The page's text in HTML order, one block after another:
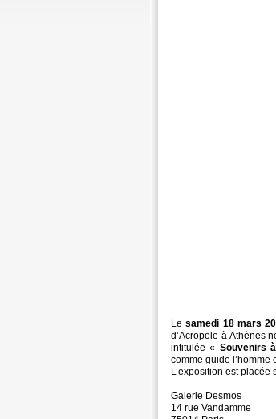
Lesamedi 18 mars
d’Acropole à Athènes
intitulée « Souvenirs
comme guide l’homme
L’exposition est placée
Galerie Desmos
14 rue Vandamme